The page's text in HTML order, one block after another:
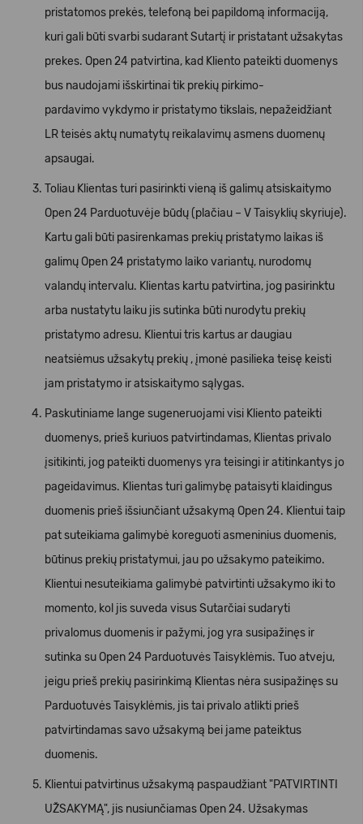
pristatomos prekės, telefoną bei papildomą informaciją,
kuri gali būti svarbi sudarant Sutartį ir pristatant užsakytas
prekes. Open 24 patvirtina, kad Kliento pateikti duomenys
bus naudojami išskirtinai tik prekių pirkimo-
pardavimo vykdymo ir pristatymo tikslais, nepažeidžiant
LR teisės aktų numatytų reikalavimų asmens duomenų
apsaugai.
Toliau Klientas turi pasirinkti vieną iš galimų atsiskaitymo
Open 24 Parduotuvėje būdų (plačiau – V Taisyklių skyriuje).
Kartu gali būti pasirenkamas prekių pristatymo laikas iš
galimų Open 24 pristatymo laiko variantų, nurodomų
valandų intervalu. Klientas kartu patvirtina, jog pasirinktu
arba nustatytu laiku jis sutinka būti nurodytu prekių
pristatymo adresu. Klientui tris kartus ar daugiau
neatsiėmus užsakytų prekių , įmonė pasilieka teisę keisti
jam pristatymo ir atsiskaitymo sąlygas.
Paskutiniame lange sugeneruojami visi Kliento pateikti
duomenys, prieš kuriuos patvirtindamas, Klientas privalo
įsitikinti, jog pateikti duomenys yra teisingi ir atitinkantys jo
pageidavimus. Klientas turi galimybę pataisyti klaidingus
duomenis prieš išsiunčiant užsakymą Open 24. Klientui taip
pat suteikiama galimybė koreguoti asmeninius duomenis,
būtinus prekių pristatymui, jau po užsakymo pateikimo.
Klientui nesuteikiama galimybė patvirtinti užsakymo iki to
momento, kol jis suveda visus Sutarčiai sudaryti
privalomus duomenis ir pažymi, jog yra susipažinęs ir
sutinka su Open 24 Parduotuvės Taisyklėmis. Tuo atveju,
jeigu prieš prekių pasirinkimą Klientas nėra susipažinęs su
Parduotuvės Taisyklėmis, jis tai privalo atlikti prieš
patvirtindamas savo užsakymą bei jame pateiktus
duomenis.
Klientui patvirtinus užsakymą paspaudžiant "PATVIRTINTI
UŽSAKYMĄ", jis nusiunčiamas Open 24. Užsakymas